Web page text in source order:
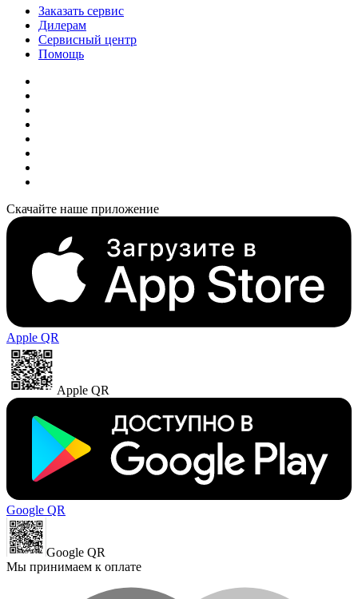
Заказать сервис
Дилерам
Сервисный центр
Помощь
Скачайте наше приложение
Apple QR
Apple QR
Google QR
Google QR
Мы принимаем к оплате